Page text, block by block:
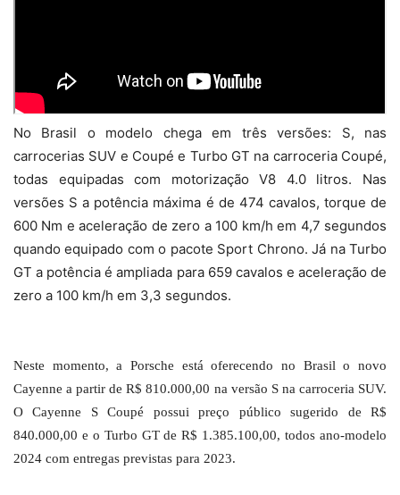
No Brasil o modelo chega em três versões: S, nas
carrocerias SUV e Coupé e Turbo GT na carroceria Coupé,
todas equipadas com motorização V8 4.0 litros. Nas
versões S a potência máxima é de 474 cavalos, torque de
600 Nm e aceleração de zero a 100 km/h em 4,7 segundos
quando equipado com o pacote Sport Chrono. Já na Turbo
GT a potência é ampliada para 659 cavalos e aceleração de
zero a 100 km/h em 3,3 segundos.
Neste momento, a Porsche está oferecendo no Brasil o novo
Cayenne a partir de R$ 810.000,00 na versão S na carroceria SUV.
O Cayenne S Coupé possui preço público sugerido de R$
840.000,00 e o Turbo GT de R$ 1.385.100,00, todos ano-modelo
2024 com entregas previstas para 2023.